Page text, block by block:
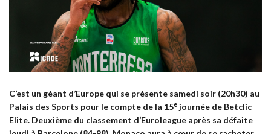
C’est un géant d’Europe qui se présente samedi soir (20h30) au
Palais des Sports pour le compte de la 15e journée de Betclic
Elite. Deuxième du classement d’Euroleague après sa défaite